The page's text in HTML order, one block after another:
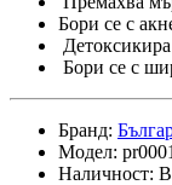
Бори се с
Бори се с
Бранд:
Модел: pr0001
Наличност: